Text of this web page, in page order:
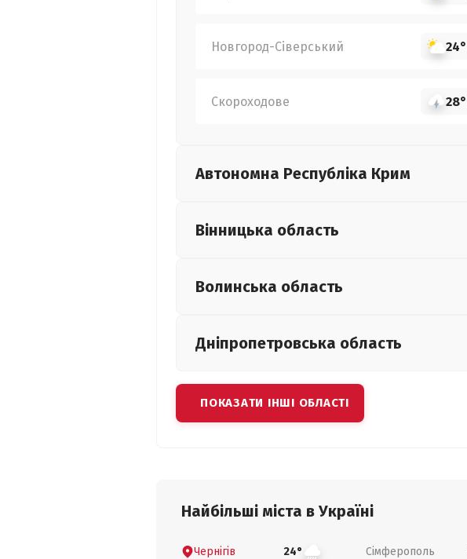
Новгород-Сіверський 24°
Скороходове 28°
Автономна Республіка Крим
Вінницька область
Волинська область
Дніпропетровська область
ПОКАЗАТИ ІНШІ ОБЛАСТІ
Найбільші міста в Україні
Чернігів 24° Сімферополь